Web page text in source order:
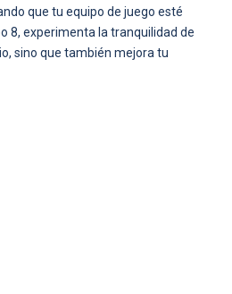
que tu equipo de juego esté
8, experimenta la tranquilidad de
sino que también mejora tu